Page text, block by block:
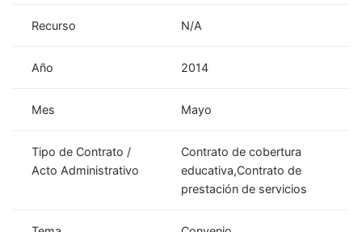
Recurso N/A
Año 2014
Mes Mayo
Tipo de Contrato /
Acto Administrativo
Contrato de cobertura
educativa,Contrato de
prestación de servicios